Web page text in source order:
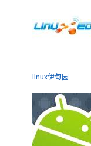
linux伊甸园